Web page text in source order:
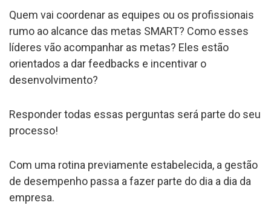
Quem vai coordenar as equipes ou os profissionais
rumo ao alcance das metas SMART? Como esses
líderes vão acompanhar as metas? Eles estão
orientados a dar feedbacks e incentivar o
desenvolvimento?
Responder todas essas perguntas será parte do seu
processo!
Com uma rotina previamente estabelecida, a gestão
de desempenho passa a fazer parte do dia a dia da
empresa.